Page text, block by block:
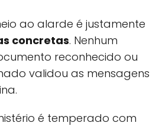
ao alarde é justamente
concretas. Nenhum
reconhecido ou
validou as mensagens
é temperado com